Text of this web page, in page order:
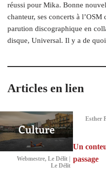
réussi pour Mika. Bonne
chanteur, ses concerts à
parution discographique en
disque, Universal. Il y a de
Articles en lien
Webmestre, Le Délit |
Le Délit
Esther
Un
passage